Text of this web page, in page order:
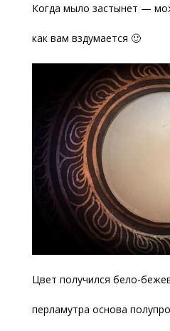
Когда мыло застынет —
как вам вздумается 🙂
Цвет получился бело-
перламутра основа